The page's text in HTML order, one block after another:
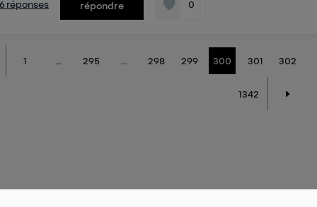
réponses répondre 0
1 295 298 299 300 301 302
1342